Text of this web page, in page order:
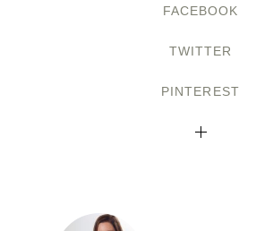
FACEBOOK
TWITTER
PINTEREST